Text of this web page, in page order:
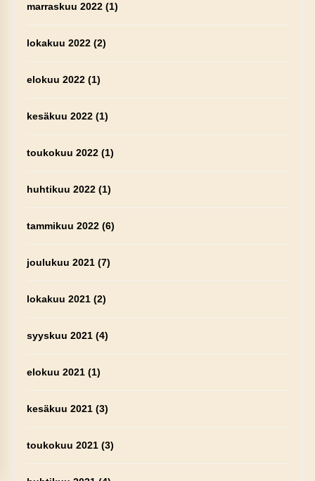
marraskuu 2022(1)
lokakuu 2022(2)
elokuu 2022(1)
kesäkuu 2022(1)
toukokuu 2022(1)
huhtikuu 2022(1)
tammikuu 2022(6)
joulukuu 2021(7)
lokakuu 2021(2)
syyskuu 2021(4)
elokuu 2021(1)
kesäkuu 2021(3)
toukokuu 2021(3)